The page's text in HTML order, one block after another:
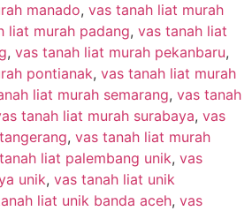
manado, vas tanah liat murah
liat murah padang, vas tanah liat
, vas tanah liat murah pekanbaru,
pontianak, vas tanah liat murah
liat murah semarang, vas tanah
tanah liat murah surabaya, vas
, vas tanah liat murah
liat palembang unik, vas
unik, vas tanah liat unik
liat unik banda aceh, vas